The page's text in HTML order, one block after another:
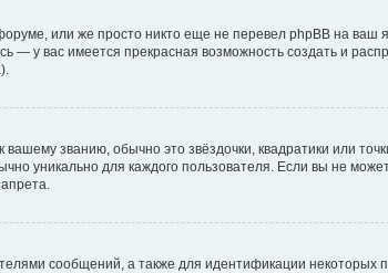
или же просто никто еще не перевел phpBB на ваш
— у вас имеется прекрасная возможность создать и
званию, обычно это звёздочки, квадратики или
уникально для каждого пользователя. Если вы не
сообщений, а также для идентификации